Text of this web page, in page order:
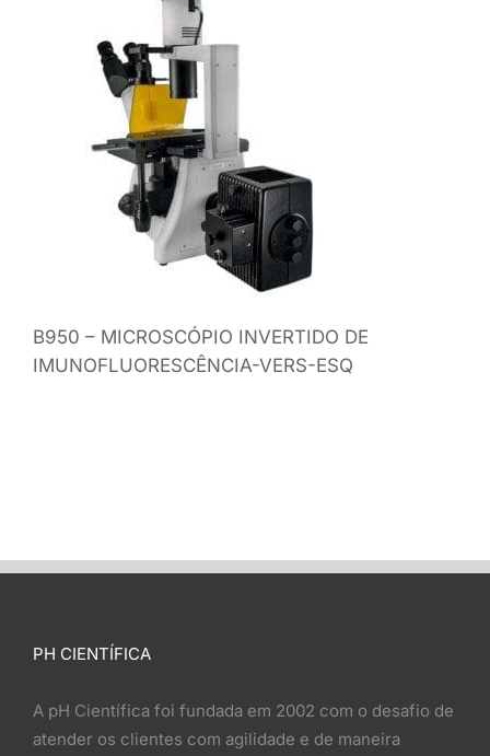
B950 – MICROSCÓPIO INVERTIDO DE
IMUNOFLUORESCÊNCIA-VERS-ESQ
PH CIENTÍFICA
A pH Científica foi fundada em 2002 com o desafio de
atender os clientes com agilidade e de maneira